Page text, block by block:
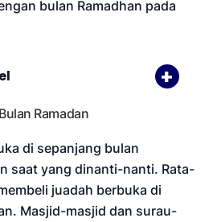
bulan Ramadhan pada
Ramadan
di sepanjang bulan
saat yang dinanti-nanti. Rata-
juadah berbuka di
Masjid-masjid dan surau-